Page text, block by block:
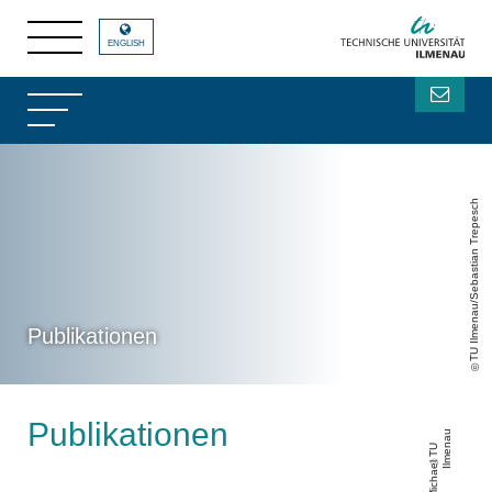
Publikationen TU Ilmenau/Sebastian Trepesch
ENGLISH
Publikationen T
U
Il
m
e
n
a u